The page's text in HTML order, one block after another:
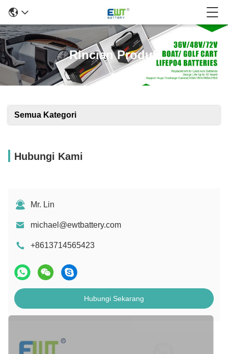
Rincian Produk
Semua Kategori
Hubungi Kami
Mr. Lin
michael@ewtbattery.com
+8613714565423
Hubungi Sekarang